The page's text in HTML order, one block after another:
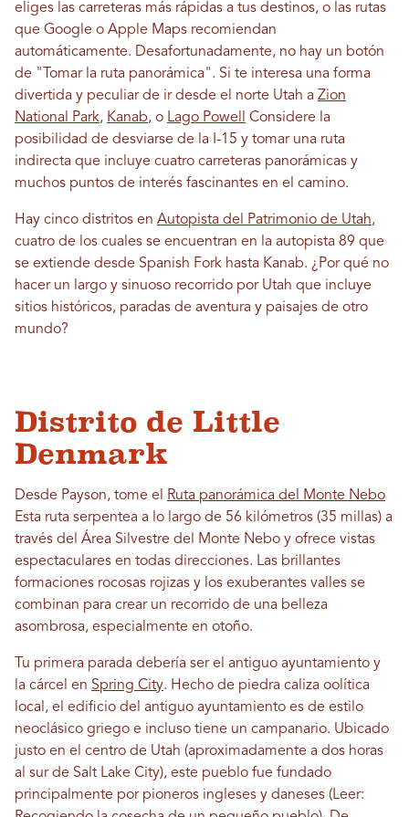
eliges las carreteras más rápidas a tus destinos, o las rutas
que Google o Apple Maps recomiendan
automáticamente. Desafortunadamente, no hay un botón
de "Tomar la ruta panorámica". Si te interesa una forma
divertida y peculiar de ir desde el norte Utah a Zion
National Park, Kanab, o Lago Powell
Considere la
posibilidad de desviarse de la I-15 y tomar una ruta
indirecta que incluye cuatro carreteras panorámicas y
muchos puntos de interés fascinantes en el camino.
Hay cinco distritos en Autopista del Patrimonio de Utah,
cuatro de los cuales se encuentran en la autopista 89 que
se extiende desde Spanish Fork hasta Kanab. ¿Por qué no
hacer un largo y sinuoso recorrido por Utah que incluye
sitios históricos, paradas de aventura y paisajes de otro
mundo?
Distrito de Little
Denmark
Desde Payson, tome el
Ruta panorámica del Monte Nebo
Esta ruta serpentea a lo largo de 56 kilómetros (35 millas) a
través del Área Silvestre del Monte Nebo y ofrece vistas
espectaculares en todas direcciones. Las brillantes
formaciones rocosas rojizas y los exuberantes valles se
combinan para crear un recorrido de una belleza
asombrosa, especialmente en otoño.
Tu primera parada debería ser el antiguo ayuntamiento y
la cárcel en Spring City. Hecho de piedra caliza oolítica
local, el edificio del antiguo ayuntamiento es de estilo
neoclásico griego e incluso tiene un campanario. Ubicado
justo en el centro de Utah (aproximadamente a dos horas
al sur de Salt Lake City), este pueblo fue fundado
principalmente por pioneros ingleses y daneses (Leer: